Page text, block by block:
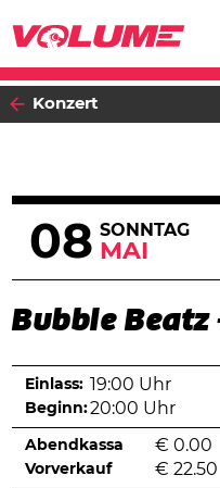
Konzert
08 SONNTAG
MAI
Bubble Beatz
Einlass: 19:00 Uhr
Beginn:20:00 Uhr
Abendkassa € 0.00
Vorverkauf € 22.50